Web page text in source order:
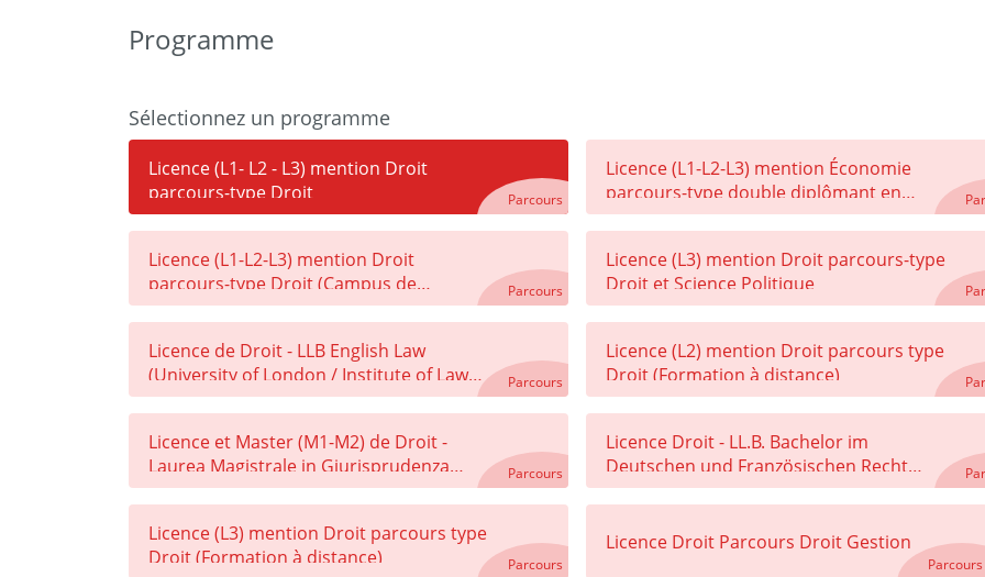
Programme
Sélectionnez un programme
Licence (L1- L2 - L3) mention Droit
parcours-type Droit
Parcours
Licence (L1-L2-L3) mention Économie
parcours-type double diplômant en
Économie et Droit
Licence (L1-L2-L3) mention Droit
parcours-type Droit (Campus de
Montauban)
Parcours
Licence (L3) mention Droit parcours-type
Droit et Science Politique
Licence de Droit - LLB English Law
(University of London / Institute of Law
Jersey)
Parcours
Licence (L2) mention Droit parcours type
Droit (Formation à distance)
Licence et Master (M1-M2) de Droit -
Laurea Magistrale in Giurisprudenza
(Université de Milan ou Université
- Laurea Breve (Université de Sassari)
Parcours
Licence Droit - LL.B. Bachelor im
Deutschen und Französischen Recht
(Université de La Sarre)
Licence (L3) mention Droit parcours type
Droit (Formation à distance)
Parcours
Licence Droit Parcours Droit Gestion
Parcours